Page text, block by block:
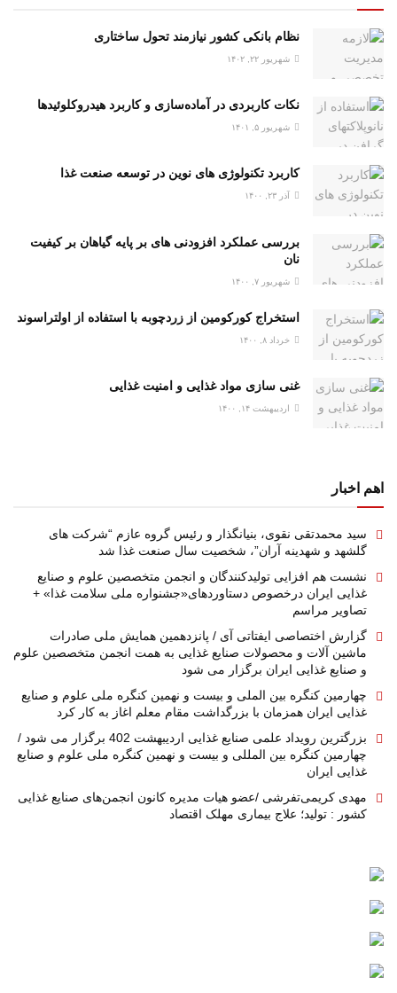
نظام بانکی کشور نیازمند تحول ساختاری
شهریور ۲۲, ۱۴۰۲
نکات کاربردی در آماده‌سازی و کاربرد هیدروکلوئیدها
شهریور ۵, ۱۴۰۱
کاربرد تکنولوژی های نوین در توسعه صنعت غذا
آذر ۲۳, ۱۴۰۰
بررسی عملکرد افزودنی های بر پایه گیاهان بر کیفیت
نان
شهریور ۷, ۱۴۰۰
استخراج کورکومین از زردچوبه با استفاده از اولتراسوند
خرداد ۸, ۱۴۰۰
غنی سازی مواد غذایی و امنیت غذایی
اردیبهشت ۱۴, ۱۴۰۰
اهم اخبار
سید محمدتقی نقوی، بنیانگذار و رئیس گروه عازم “شرکت های
گلشهد و شهدینه آران”، شخصیت سال صنعت غذا شد
نشست هم افزایی تولیدکنندگان و انجمن متخصصین علوم و صنایع
غذایی ایران درخصوص دستاوردهای«جشنواره ملی سلامت غذا» +
تصاویر مراسم
گزارش اختصاصی ایفتاتی آی / پانزدهمین همایش ملی صادرات
ماشین آلات و محصولات صنایع غذایی به همت انجمن متخصصین علوم
و صنایع غذایی ایران برگزار می شود
چهارمین کنگره بین الملی و بیست و نهمین کنگره ملی علوم و صنایع
غذایی ایران همزمان با بزرگداشت مقام معلم اغاز به کار کرد
بزرگترین رویداد علمی صنایع غذایی اردیبهشت 402 برگزار می شود /
چهارمین کنگره بین المللی و بیست و نهمین کنگره ملی علوم و صنایع
غذایی ایران
مهدی کریمی‌تفرشی /عضو هیات مدیره کانون انجمن‌های صنایع غذایی
کشور : تولید؛ علاج بیماری مهلک اقتصاد